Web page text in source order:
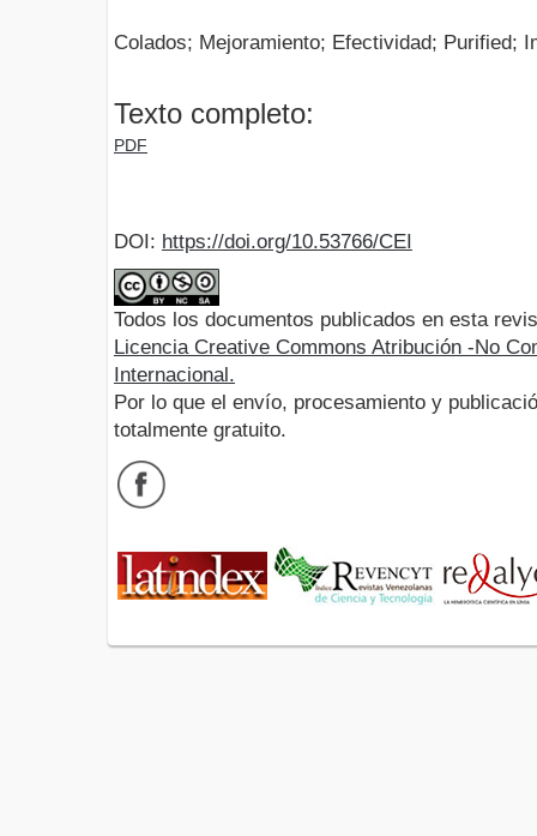
Colados; Mejoramiento; Efectividad; Purified;
Texto completo:
PDF
DOI: https://doi.org/10.53766/CEI
Todos los documentos publicados en esta
Licencia Creative Commons Atribución -No
Internacional.
Por lo que el envío, procesamiento y
totalmente gratuito.